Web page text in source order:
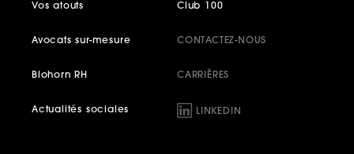
Vos atouts Club 100
Avocats sur-mesure
Blohorn RH
Actualités sociales
CONTACTEZ-NOUS
CARRIÈRES
LINKEDIN